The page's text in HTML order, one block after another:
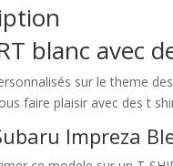
blanc avec
sur le theme
faire plaisir avec des t
Impreza